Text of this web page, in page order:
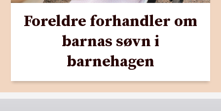
Foreldre forhandler om
barnas søvn i
barnehagen